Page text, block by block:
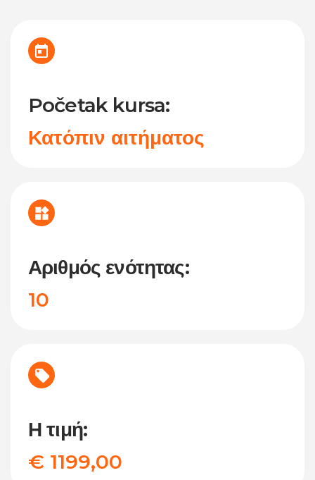
Početak kursa:
Κατόπιν αιτήματος
Αριθμός ενότητας:
10
Η τιμή:
€ 1199,00